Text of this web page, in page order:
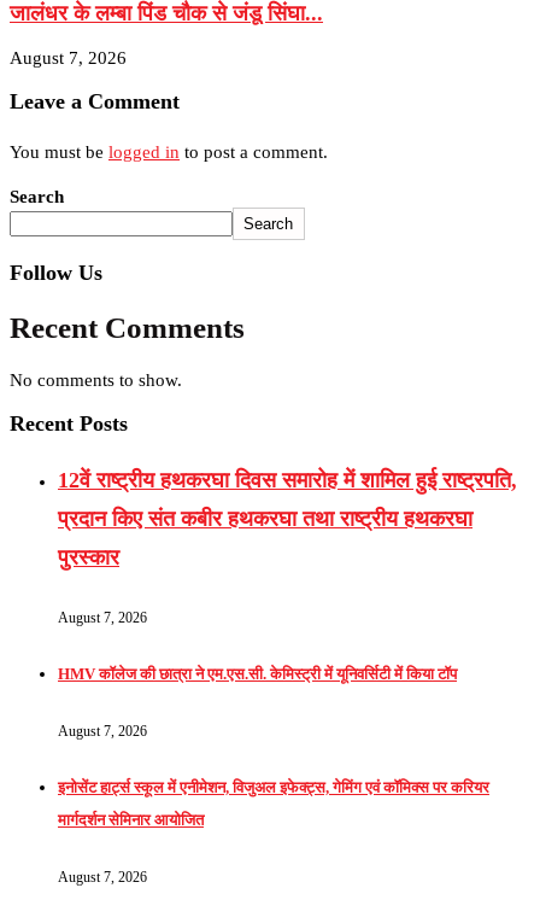
जालंधर के लम्बा पिंड चौक से जंडू सिंघा...
August 7, 2026
Leave a Comment
You must be logged in to post a comment.
Search
Search
Follow Us
Recent Comments
No comments to show.
Recent Posts
12वें राष्ट्रीय हथकरघा दिवस समारोह में शामिल हुई राष्ट्रपति,
प्रदान किए संत कबीर हथकरघा तथा राष्ट्रीय हथकरघा
पुरस्कार
August 7, 2026
HMV कॉलेज की छात्रा ने एम.एस.सी. केमिस्ट्री में यूनिवर्सिटी में किया टॉप
August 7, 2026
इनोसेंट हार्ट्स स्कूल में एनीमेशन, विजुअल इफेक्ट्स, गेमिंग एवं कॉमिक्स पर करियर
मार्गदर्शन सेमिनार आयोजित
August 7, 2026